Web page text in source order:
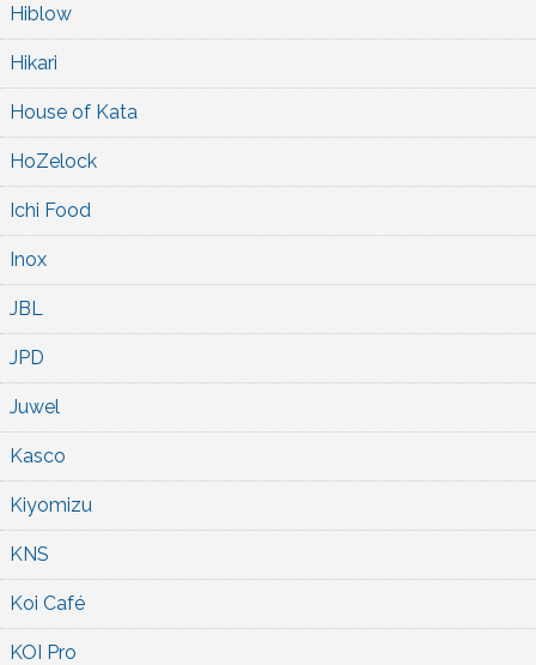
Hiblow
Hikari
House of Kata
HoZelock
Ichi Food
Inox
JBL
JPD
Juwel
Kasco
Kiyomizu
KNS
Koi Café
KOI Pro